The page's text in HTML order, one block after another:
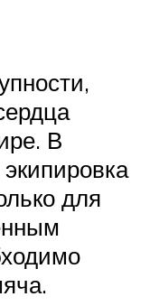
В
экипировка
для